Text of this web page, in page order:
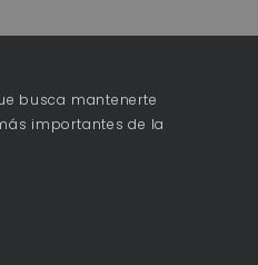
busca mantenerte
importantes de la